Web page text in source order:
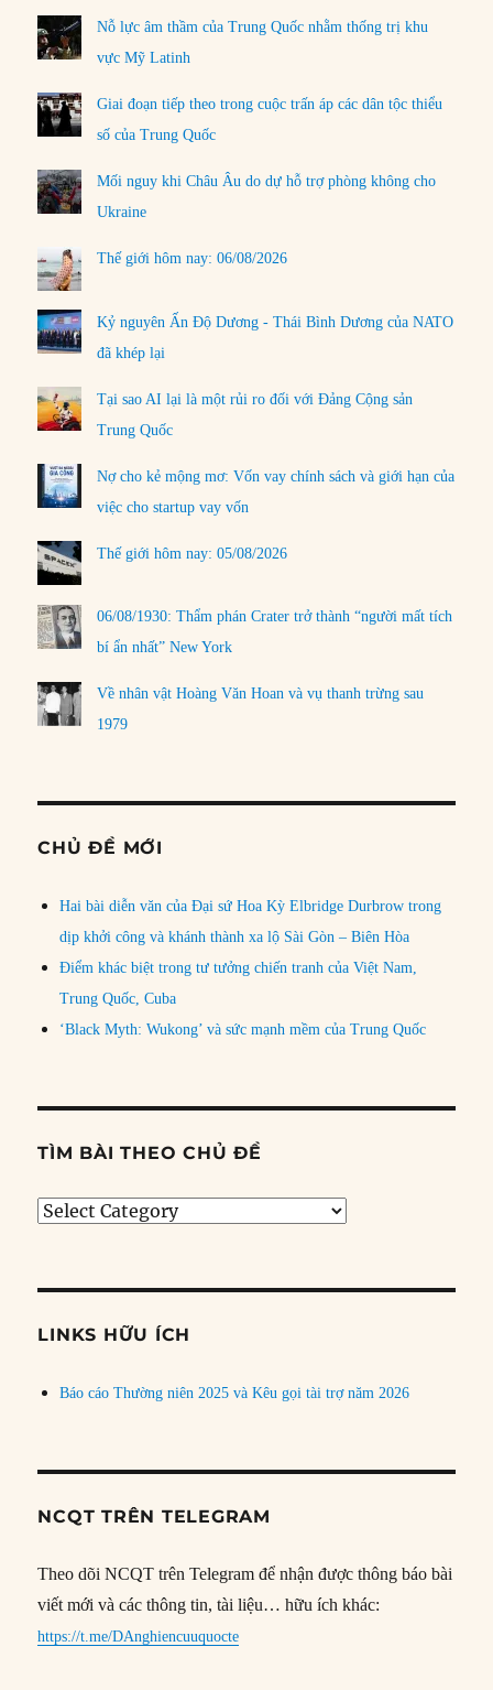
Nỗ lực âm thầm của Trung Quốc nhằm thống trị khu
vực Mỹ Latinh
Giai đoạn tiếp theo trong cuộc trấn áp các dân tộc thiểu
số của Trung Quốc
Mối nguy khi Châu Âu do dự hỗ trợ phòng không cho
Ukraine
Thế giới hôm nay: 06/08/2026
Kỷ nguyên Ấn Độ Dương - Thái Bình Dương của NATO
đã khép lại
Tại sao AI lại là một rủi ro đối với Đảng Cộng sản
Trung Quốc
Nợ cho kẻ mộng mơ: Vốn vay chính sách và giới hạn của
việc cho startup vay vốn
Thế giới hôm nay: 05/08/2026
06/08/1930: Thẩm phán Crater trở thành “người mất tích
bí ẩn nhất” New York
Về nhân vật Hoàng Văn Hoan và vụ thanh trừng sau
1979
CHỦ ĐỀ MỚI
Hai bài diễn văn của Đại sứ Hoa Kỳ Elbridge Durbrow trong
dịp khởi công và khánh thành xa lộ Sài Gòn – Biên Hòa
Điểm khác biệt trong tư tưởng chiến tranh của Việt Nam,
Trung Quốc, Cuba
‘Black Myth: Wukong’ và sức mạnh mềm của Trung Quốc
TÌM BÀI THEO CHỦ ĐỀ
Tìm
đề
LINKS HỮU ÍCH
Báo cáo Thường niên 2025 và Kêu gọi tài trợ năm 2026
NCQT TRÊN TELEGRAM
Theo dõi NCQT trên Telegram để nhận được thông báo bài
viết mới và các thông tin, tài liệu… hữu ích khác:
https://t.me/DAnghiencuuquocte